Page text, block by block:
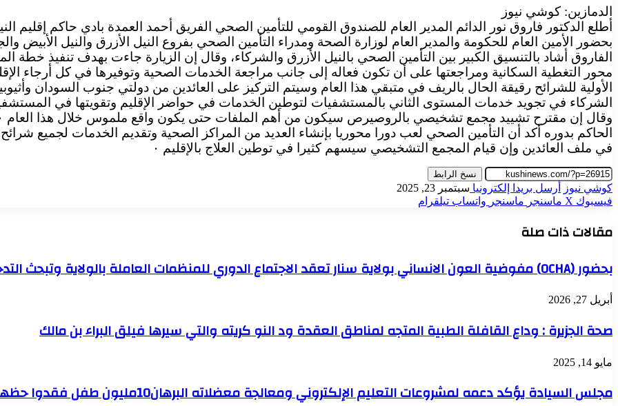
الدمازين: كوشي نيوز
أطلع الدكتور فاروق نور الدائم المدير العام للصندوق القومي للتأمين الصحي الفريق أحمد العمدة بادي حاكم إقليم
بحضور الأمين العام للحكومة والمدير العام لوزارة الصحة ومدراء التأمين الصحي بفروع النيل الأزرق والنيل الأبيض
الفاروق أشاد بالتنسيق الكبير بين التأمين الصحي بالنيل الأزرق والشركاء، وقال إن الزيارة جاءت بهدف تنفيذ خطة
محور التغطية السكانية ومراجعتها على أن تكون فعاله إلى جانب مراجعة الخدمات الصحية وتوفيرها في كل أرجاء
الأولية للشرائح رقيقة الحال بالريف في متبقي هذا العام وسيتم التركيز على العائدين من دولتي جنوب السودان
الشركاء في تجويد خدمات المستوى الثاني بالمستشفيات لتوطين الخدمات في حواضر الإقليم وتقويتها في
وقال إن مقترح تشييد مجمع تشخيصي بالروصيرص سيكون من أهم الملفات حتى يكون واقع ملموس خلال هذا العام ٠
الحاكم بدوره أكد أن التأمين الصحي لعب دورا محوريا بإنشاء العديد من المراكز الصحية وتقديم الخدمات لجميع
في ملف العائدين وإن قيام المجمع التشخيصي سيسهم كثيرا في توطين العلاج بالإقليم ٠
نسخ الرابط
كوشي نيوز أرسل بريدا إلكترونيا سبتمبر 23, 2025
فيسبوك ‫X ماسنجر ماسنجر واتساب تيلقرام
مقالات ذات صلة
بحضور (OCHA) مفوضية العون الانساني بولاية سنار تعقد الاجتماع الدوري للمنظمات العاملة بالولاية وتبحث التدخلات العاجلة بولاية سنار
أبريل 27, 2026
صحة الجزيرة : وداع القافلة الطبية المتجه لمناطق العقدة ود النو كريته والتي سيرها فيلق البراء بن مالك
مايو 14, 2025
مجلس السيادة يؤكد دعمه لمشروعات التعليم الإلكتروني ومعالجة معضلاته البرهان10مليون طفل فقدوا حظهم في التعليم بسبب الحرب